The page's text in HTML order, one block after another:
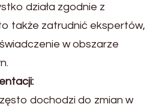
działa zgodnie z
także zatrudnić ekspertów,
w obszarze
dochodzi do zmian w